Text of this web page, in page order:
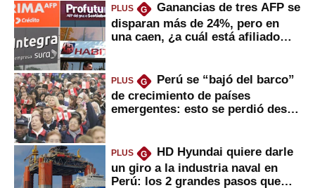
PLUS G
Ganancias de tres AFP se
disparan más de 24%, pero en
una caen, ¿a cuál está afiliado
PLUS G
Perú se “bajó del barco”
de crecimiento de países
emergentes: esto se perdió desde
PLUS G
HD Hyundai quiere darle
un giro a la industria naval en
Perú: los 2 grandes pasos que